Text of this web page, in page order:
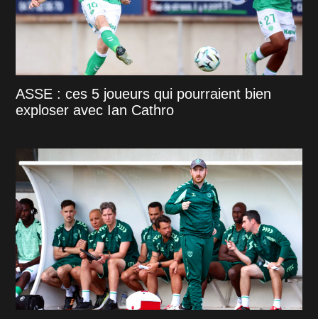
ASSE : ces 5 joueurs qui pourraient bien
exploser avec Ian Cathro